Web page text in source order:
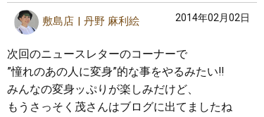
敷島店 丹野 麻利絵 2014年02月02日
次回のニュースレターのコーナーで
”憧れのあの人に変身”的な事をやるみたい‼︎
みんなの変身ッぷりが楽しみだけど、
もうさっそく茂さんはブログに出てましたね